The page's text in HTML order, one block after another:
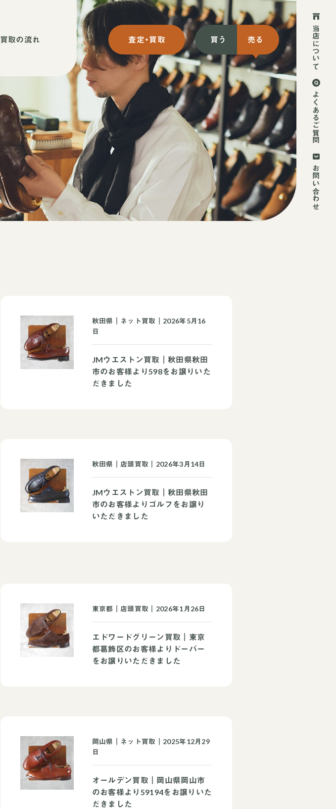
買取の流れ 買う 売る
査定・買取
ネット買取 初めての方
ネット買取 2回目以降の方
店頭買取
当店について
よくあるご質問
お問い合わせ
秋田県｜ネット買取｜2026年5月16
日
JMウエストン買取｜秋田県秋田
市のお客様より598をお譲りいた
だきました
秋田県｜店頭買取｜2026年3月14日
JMウエストン買取｜秋田県秋田
市のお客様よりゴルフをお譲り
いただきました
東京都｜店頭買取｜2026年1月26日
エドワードグリーン買取｜東京
都葛飾区のお客様よりドーバー
をお譲りいただきました
岡山県｜ネット買取｜2025年12月29
日
オールデン買取｜岡山県岡山市
のお客様より59194をお譲りいた
だきました